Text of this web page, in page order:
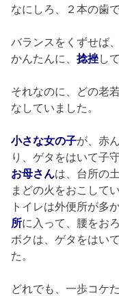
なにしろ、２本の歯
バランスをくずせば
かんたんに、捻挫し
それなのに、どの老
なしていました。
小さな女の子が、赤
り、ゲタをはいて子
お母さんは、台所の
まどの火をおこして
トイレは外便所が多
所に入って、腰をお
ボクは、ゲタをはい
た。
どれでも、一歩コケ